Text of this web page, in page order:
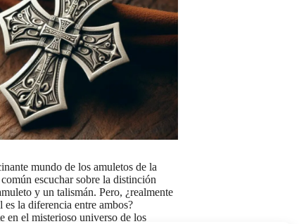
mundo de los amuletos de la
común escuchar sobre la distinción
y un talismán. Pero, ¿realmente
es la diferencia entre ambos?
en el misterioso universo de los